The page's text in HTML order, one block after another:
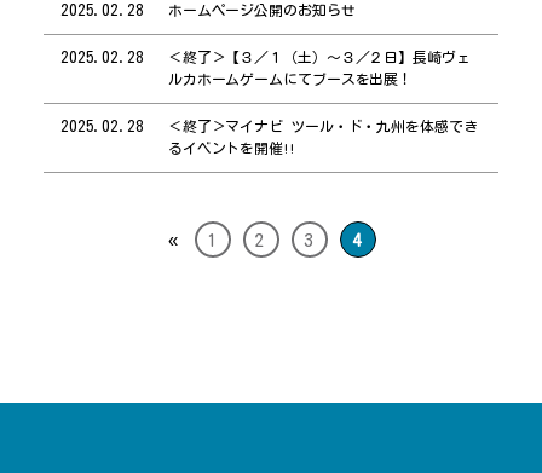
2025.02.28 ホームページ公開のお知らせ
2025.02.28
＜終了＞【３／１（土）～３／２日】長崎ヴェ
ルカホームゲームにてブースを出展！
2025.02.28
＜終了＞マイナビ ツール・ド・九州を体感でき
るイベントを開催!!
« 1 2 3 4